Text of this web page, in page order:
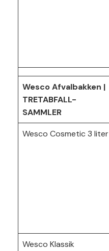
Wesco Afvalbakken |
TRETABFALL-
SAMMLER
Wesco Cosmetic 3 liter
Wesco Klassik